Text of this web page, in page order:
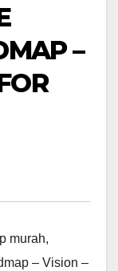
–
murah,
– Vision –